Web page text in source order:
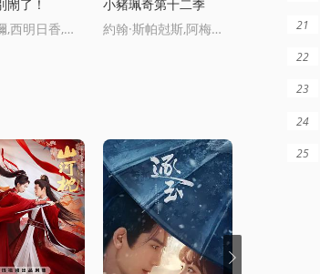
閙了！
榎木淳彌,西明日香,三村有己,小松未可子,市道真央,下野紘,高塚智人,杉田智和,野上尤加奈,浪川大輔,屋良有作,山根雅史
小豬珮奇第十二季
約翰·斯帕尅斯,阿梅麗·碧·史密斯,理查德·賴丁斯,莫溫娜·班尅斯,Kira,Monteith,Alice,May
21
22
23
24
25